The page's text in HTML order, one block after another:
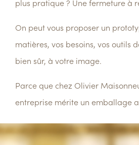
plus pratique ? Une fermeture à
On peut vous proposer un
matières, vos besoins, vos outils
bien sûr, à votre image.
Parce que chez Olivier
entreprise mérite un emballage